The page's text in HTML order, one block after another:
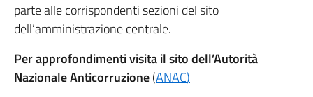
parte alle corrispondenti sezioni del sito
dell’amministrazione centrale.
Per approfondimenti visita il sito dell’Autorità
Nazionale Anticorruzione(ANAC)